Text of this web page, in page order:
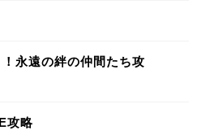
永遠の絆の仲間たち攻
攻略